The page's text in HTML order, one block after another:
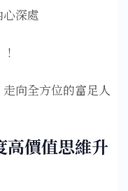
深處
向全方位的富足人
價值思維升